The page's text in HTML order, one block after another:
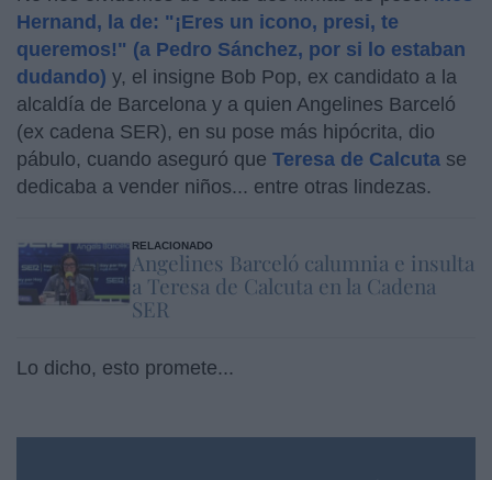
Hernand, la de: "¡Eres un icono, presi, te
queremos!" (a Pedro Sánchez, por si lo estaban
dudando) y, el insigne Bob Pop, ex candidato a la
alcaldía de Barcelona y a quien Angelines Barceló
(ex cadena SER), en su pose más hipócrita, dio
pábulo, cuando aseguró que Teresa de Calcuta se
dedicaba a vender niños... entre otras lindezas.
RELACIONADO
Angelines Barceló calumnia e insulta
a Teresa de Calcuta en la Cadena
SER
Lo dicho, esto promete...